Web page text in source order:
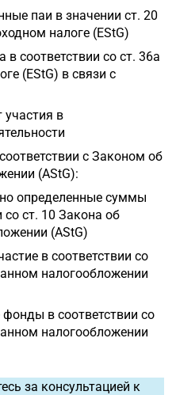
паи в значении ст. 20
налоге (EStG)
в соответствии со ст. 36a
(EStG) в связи с
участия в
с Законом об
(AStG):
определенные суммы
со ст. 10 Закона об
(AStG)
в соответствии со
налогообложении
в соответствии со
налогообложении
за консультацией к